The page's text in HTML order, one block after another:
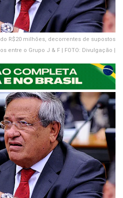
R$20 milhões, decorrentes de supostos
entre o Grupo J & F | FOTO: Divulgação |